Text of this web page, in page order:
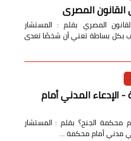
المصري
المصري بقلم : المستشار
بكل بساطة تعني أن شخصًا تعدى
الإدعاء المدني أمام
محكمة الجنح؟ بقلم : المستشار
مدني أمام محكمة …